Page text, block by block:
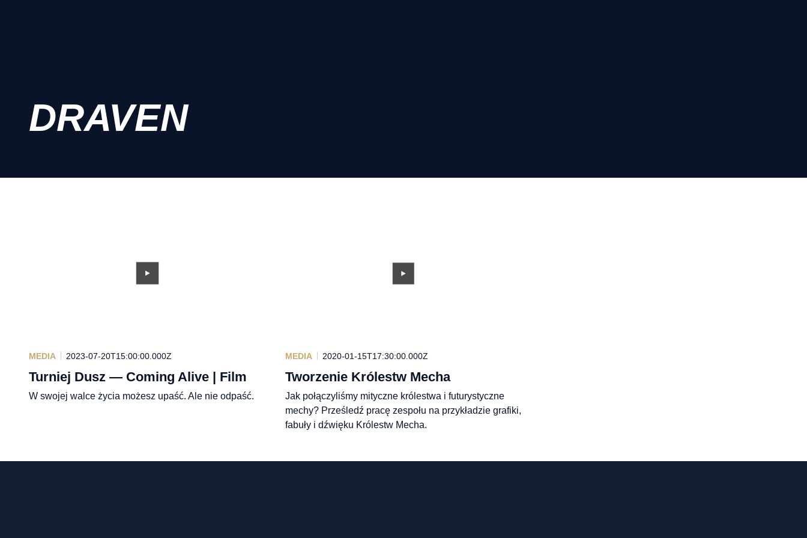
DRAVEN
MEDIA 2023-07-20T15:00:00.000Z
Turniej Dusz — Coming Alive | Film
W swojej walce życia możesz upaść. Ale nie odpaść.
MEDIA 2020-01-15T17:30:00.000Z
Tworzenie Królestw Mecha
Jak połączyliśmy mityczne królestwa i futurystyczne
mechy? Prześledź pracę zespołu na przykładzie grafiki,
fabuły i dźwięku Królestw Mecha.